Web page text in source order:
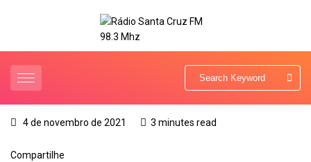
4 de novembro de 2021 3 minutes read
Compartilhe